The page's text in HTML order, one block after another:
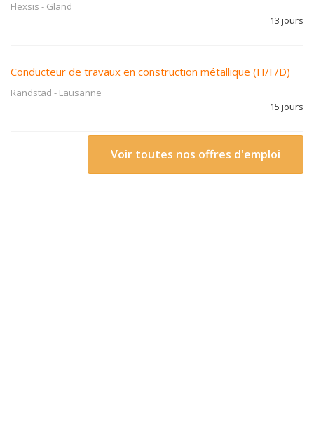
Flexsis - Gland
13 jours
Conducteur de travaux en construction métallique (H/F/D)
Randstad - Lausanne
15 jours
Voir toutes nos offres d'emploi